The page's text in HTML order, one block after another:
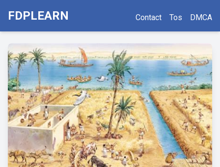
FDPLEARN Contact Tos DMCA